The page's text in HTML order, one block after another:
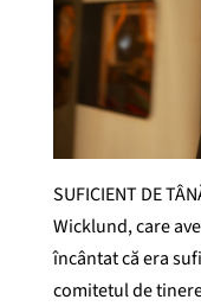
SUFICIENT DE
Wicklund, care
încântat că era
comitetul de